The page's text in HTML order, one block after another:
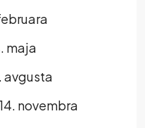
maja
avgusta
novembra